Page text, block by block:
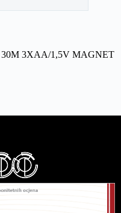
3XAA/1,5V MAGNET